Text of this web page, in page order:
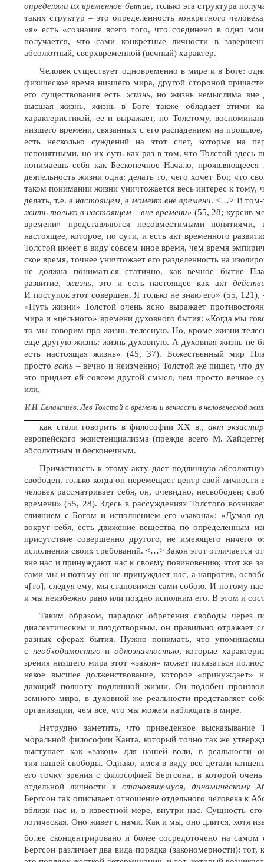
определяла их временное бытие, только эта структура
та­ких структур – это определенность конкретного
«я» есть «сознание всего того, что соединено в одно
получается, что сами конкретные личности в
абсолютный, сверхвременной (вечный) характер.
Человек существует одновременно в мире и в Боге:
физическое время низшего мира, другой сто­роной
его существова­ния есть жизнь, но жизнь немыслима вне
высшая жизнь, жизнь в Боге также обладает этими
характеристикой, ее и выражает, по Толстому,
низшего времени, связанных с его распадением на
есть несколько суждений на этот счет, которые на
непонятными, но их суть как раз в том, что Толстой здесь
понимаешь себя как Бесконечное Начало,
деятельность жизни одна: делать то, чего хочет Бог, что
таком понимании жизни уничто­жается весь интерес к тому,
де­лать, т.е.в настоящем, в момент вне времени. <…> В том-
жить только в настоящем – вне времени» (55, 28; курсив
времени» представляются несовместимыми
настоящее, которое, по сути, и есть акт временного
Толстой имеет в виду совсем иное время, чем время
ское время, точнее уничтожает его разделенность на
не должна пониматься статично, как вечное бытие
развитие, жизнь, это и есть настоящее как акт
И поступок этот совершен. Я только не знаю его» (55, 121),
«Путь жизни» Толстой очень ясно выражает
мира и «цельного» времени духовного бытия: «Когда мы
то мы говорим про жизнь телесную. Но, кроме жизни
еще другую жизнь: жизнь духовную. А духовная жизнь не
есть на­стоящая жизнь» (45, 37). Божественный мир
просто есть– вечно и неизменно; Толстой же пишет, что
это придает ей совсем другой смысл, чем просто вечное
или,
И.И. Евлампиев. Лев Толстой о времени и вечности в человеческой
как стали говорить в философии ХХ в., акт
европейского экзистенциализма (прежде всего М.
абсолютным и бесконечным.
Причастность к этому акту дает подлинную
свободен, только когда он перемещает центр свой
человек рас­сматривает себя, он, очевидно, несвободен;
времени» (55, 28). Здесь в рассуждениях Толстого
слиянием с Богом и исполнением его «закона»: «Думал
вокруг себя, есть движение вещества по определенным
присутствие совершенно другого, не имеющего ничего
исполнения своих требований. <…> Закон этот отличается
вне нас и принуждают нас к своему повиновению; этот же
сами мы и потому он не принуждает нас, а на­против,
ч[то], следуя ему, мы становимся сами собою. И потому нас
и мы неизбежно рано или поздно исполним его. В этом и
Таким образом, парадокс обретения свободы через
диалектическим и плодотворным, он правильно отражает
разных сферах бы­тия. Нужно понимать, что
с необходимостью и однозначностью, которые
зрения низшего мира этот «закон» может показаться
некое высшее долженствование, которое «принуждает»
дающий полноту подлинной жизни. Он подобен
земного мира, в духовной же реальности представляет
организации, чем все, что мы можем наблюдать в мире.
Нетрудно заметить, что приведенное
моральной философии Канта, который точно так же
выступает как «закон» для нашей воли, в реальности
тия нашей свободы. Однако, имея в виду все детали
его точку зрения с философией Бергсона, в ко­торой
отдельной личности к становящемуся, динамическому
Бергсон так описывает отношение отдельного человека к
вблизи нас и, в известной мере, внутри нас. Сущность
логическая. Оно живет с нами. Как и мы, оно длится, хотя
более сконцентрировано и более сосредоточено на
Бергсон различает два вида по­рядка (закономерности):